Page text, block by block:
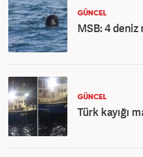
GÜNCEL
MSB: 4 deniz
GÜNCEL
Türk kayığı